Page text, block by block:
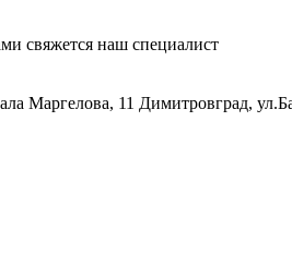
свяжется наш специалист
Маргелова, 11 Димитровград,